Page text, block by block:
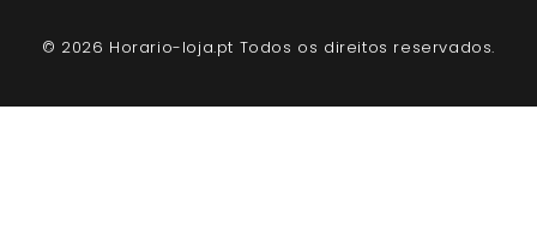
© 2026 Horario-loja.pt Todos os direitos reservados.